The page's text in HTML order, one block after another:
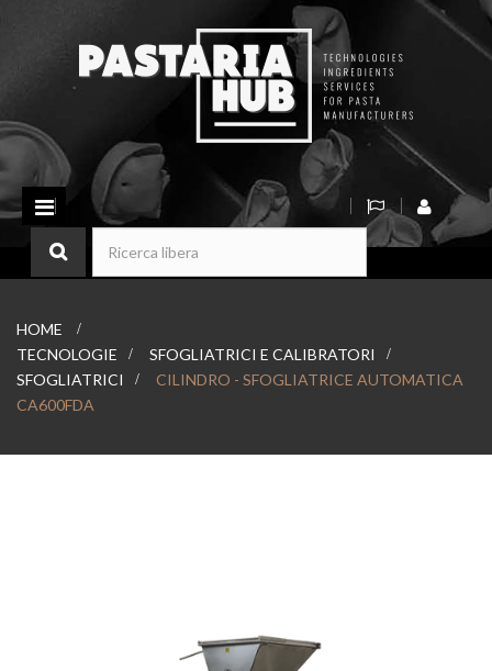
Navigazione
Toggle
HOME
>
TECNOLOGIE
> SFOGLIATRICI E CALIBRATORI
>
SFOGLIATRICI
>
CILINDRO - SFOGLIATRICE AUTOMATICA
CA600FDA